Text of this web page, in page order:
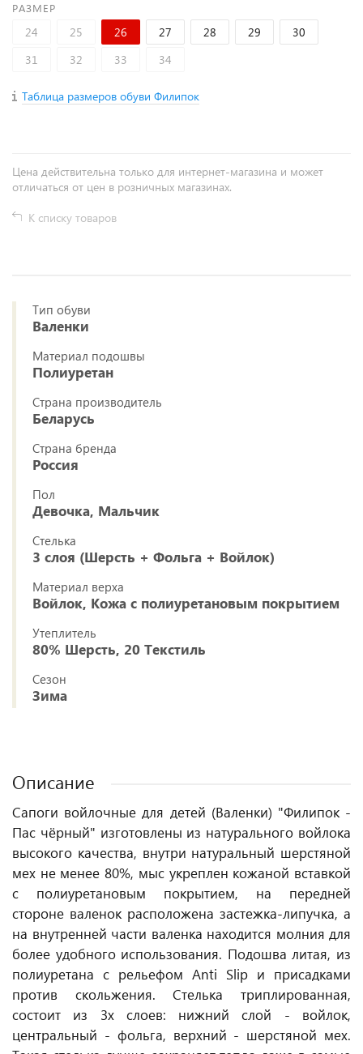
РАЗМЕР
24 25 26 27 28 29
30
31
32 33 34
Таблица размеров обуви Филипок
Цена действительна только для интернет-магазина и может
отличаться от цен в розничных магазинах.
К списку товаров
Тип обуви
Валенки
Материал подошвы
Полиуретан
Страна производитель
Беларусь
Страна бренда
Россия
Пол
Девочка, Мальчик
Стелька
3 слоя (Шерсть + Фольга + Войлок)
Материал верха
Войлок, Кожа с полиуретановым покрытием
Утеплитель
80% Шерсть, 20 Текстиль
Сезон
Зима
Описание
Сапоги войлочные для детей (Валенки) "Филипок -
Пас чёрный" изготовлены из натурального войлока
высокого качества, внутри натуральный шерстяной
мех не менее 80%, мыс укреплен кожаной вставкой
с полиуретановым покрытием, на передней
стороне валенок расположена застежка-липучка, а
на внутренней части валенка находится молния для
более удобного использования. Подошва литая, из
полиуретана с рельефом Anti Slip и присадками
против скольжения. Стелька триплированная,
состоит из 3х слоев: нижний слой - войлок,
центральный - фольга, верхний - шерстяной мех.